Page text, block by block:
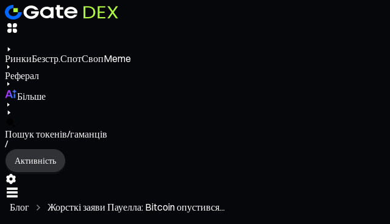
РинкиБезстр.СпотСвопMeme
Реферал
Більше
Пошук токенів/гаманців
/
Активність
Блог Жорсткі заяви Пауелла: Bitcoin опустився...